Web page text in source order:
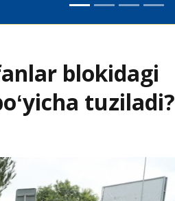
blokidagi
tuziladi?